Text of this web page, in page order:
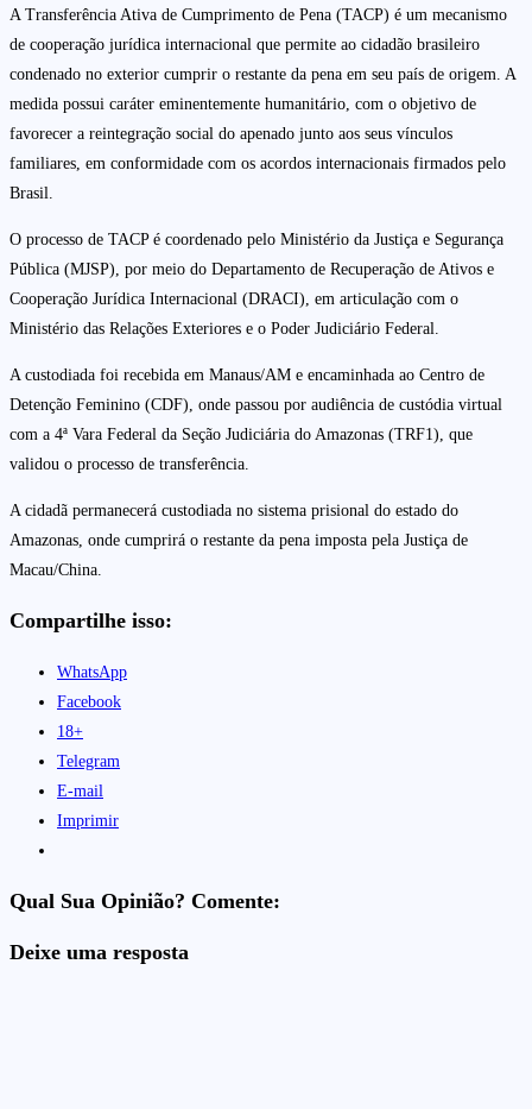
A Transferência Ativa de Cumprimento de Pena (TACP) é um mecanismo
de cooperação jurídica internacional que permite ao cidadão brasileiro
condenado no exterior cumprir o restante da pena em seu país de origem. A
medida possui caráter eminentemente humanitário, com o objetivo de
favorecer a reintegração social do apenado junto aos seus vínculos
familiares, em conformidade com os acordos internacionais firmados pelo
Brasil.
O processo de TACP é coordenado pelo Ministério da Justiça e Segurança
Pública (MJSP), por meio do Departamento de Recuperação de Ativos e
Cooperação Jurídica Internacional (DRACI), em articulação com o
Ministério das Relações Exteriores e o Poder Judiciário Federal.
A custodiada foi recebida em Manaus/AM e encaminhada ao Centro de
Detenção Feminino (CDF), onde passou por audiência de custódia virtual
com a 4ª Vara Federal da Seção Judiciária do Amazonas (TRF1), que
validou o processo de transferência.
A cidadã permanecerá custodiada no sistema prisional do estado do
Amazonas, onde cumprirá o restante da pena imposta pela Justiça de
Macau/China.
Compartilhe isso:
WhatsApp
Facebook
18+
Telegram
E-mail
Imprimir
Qual Sua Opinião? Comente:
Deixe uma resposta